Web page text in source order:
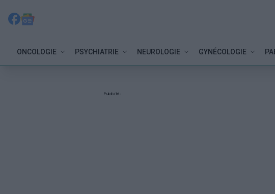
ONCOLOGIE PSYCHIATRIE NEUROLOGIE GYNÉCOLOGIE
Publicité: